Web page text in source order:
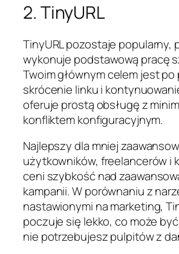
2. TinyURL
TinyURL pozostaje popularny,
wykonuje podstawową pracę
Twoim głównym celem jest
skrócenie linku i
oferuje prostą obsługę z
konfliktem konfiguracyjnym.
Najlepszy dla mniej
użytkowników, freelancerów i
ceni szybkość nad
kampanii. W porównaniu z
nastawionymi na marketing,
poczuje się lekko, co może
nie potrzebujesz pulpitów z